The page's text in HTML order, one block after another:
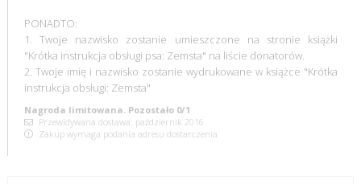
PONADTO:
1. Twoje nazwisko zostanie umieszczone na stronie książki
"Krótka instrukcja obsługi psa: Zemsta" na liście donatorów.
2. Twoje imię i nazwisko zostanie wydrukowane w książce "Krótka
instrukcja obsługi: Zemsta"
Nagroda limitowana. Pozostało 0/1
Przewidywana dostawa: październik 2016
Zakup wymaga podania adresu dostarczenia